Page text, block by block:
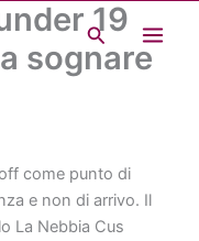
Cerca
19
sognare
come punto di
e non di arrivo. Il
La Nebbia Cus